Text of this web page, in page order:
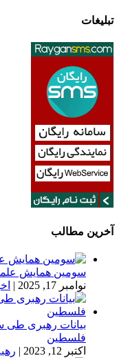
تبلیغات
آخرین مطالب
سومین همایش
نوامبر 17, 2025
|
بیانات رهبری طی
فلسطین
اکتبر 12, 2023
|